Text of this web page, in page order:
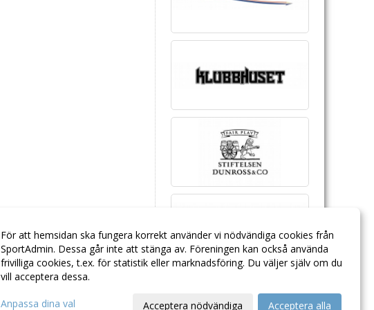
För att hemsidan ska fungera korrekt använder vi nödvändiga cookies från
SportAdmin. Dessa går inte att stänga av. Föreningen kan också använda
frivilliga cookies, t.ex. för statistik eller marknadsföring. Du väljer själv om du
vill acceptera dessa.
Anpassa dina val Acceptera nödvändiga Acceptera alla